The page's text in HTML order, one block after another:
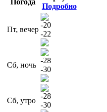
Подробно
Пт, вечер
-20
-22
Сб, ночь
-28
-30
Сб, утро
-28
-30